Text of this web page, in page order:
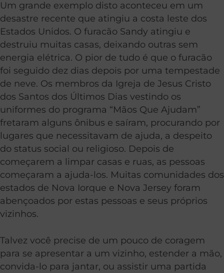
Um grande exemplo disto aconteceu em um
desastre recente que atingiu a costa leste dos
Estados Unidos. O furacão Sandy atingiu e
destruiu muitas casas, deixando outras sem
energia elétrica. O pior de tudo é que o furacão
foi seguido dez dias depois por uma tempestade
de neve. Os membros da Igreja de Jesus Cristo
dos Santos dos Últimos Dias vestindo os
uniformes do programa “Mãos Que Ajudam”
fretaram alguns ônibus e saíram, procurando por
lugares que necessitavam de ajuda, a despeito
do status social ou religioso. Depois de
começarem a limpar casas e ruas, as pessoas
começaram a ajuda-los. Muitas comunidades dos
estados de Nova Iorque e Nova Jersey foram
abençoados por estas pessoas e seus próprios
vizinhos.
Talvez você precise de um pouco de coragem
para se apresentar a um vizinho, estender a mão,
convida-lo para jantar, ou assistir uma partida